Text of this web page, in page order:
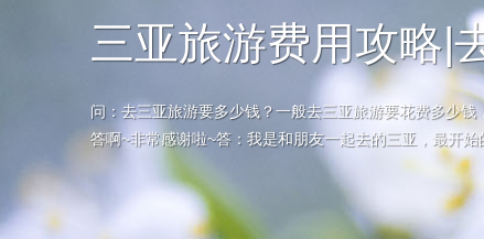
三亚旅游费用攻略|
合适？
问：去三亚旅游要多少钱？一般去三亚旅游要花费多少
答啊~非常感谢啦~答：我是和朋友一起去的三亚，最开始